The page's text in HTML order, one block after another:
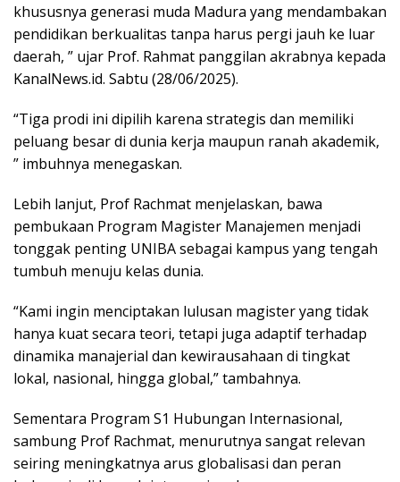
khususnya generasi muda Madura yang mendambakan
pendidikan berkualitas tanpa harus pergi jauh ke luar
daerah, ” ujar Prof. Rahmat panggilan akrabnya kepada
KanalNews.id. Sabtu (28/06/2025).
“Tiga prodi ini dipilih karena strategis dan memiliki
peluang besar di dunia kerja maupun ranah akademik,
” imbuhnya menegaskan.
Lebih lanjut, Prof Rachmat menjelaskan, bawa
pembukaan Program Magister Manajemen menjadi
tonggak penting UNIBA sebagai kampus yang tengah
tumbuh menuju kelas dunia.
“Kami ingin menciptakan lulusan magister yang tidak
hanya kuat secara teori, tetapi juga adaptif terhadap
dinamika manajerial dan kewirausahaan di tingkat
lokal, nasional, hingga global,” tambahnya.
Sementara Program S1 Hubungan Internasional,
sambung Prof Rachmat, menurutnya sangat relevan
seiring meningkatnya arus globalisasi dan peran